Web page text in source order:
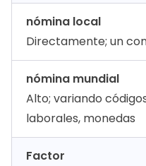
nómina local
Directamente; un
nómina mundial
Alto; variando
laborales, monedas
Factor